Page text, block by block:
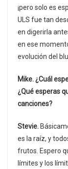
¡pero solo es
ULS fue tan
en digerirla
en ese
evolución del
Mike. ¿Cuál
¿Qué esperas
canciones?
Stevie.
es la raíz, y
frutos. Espero
límites y los